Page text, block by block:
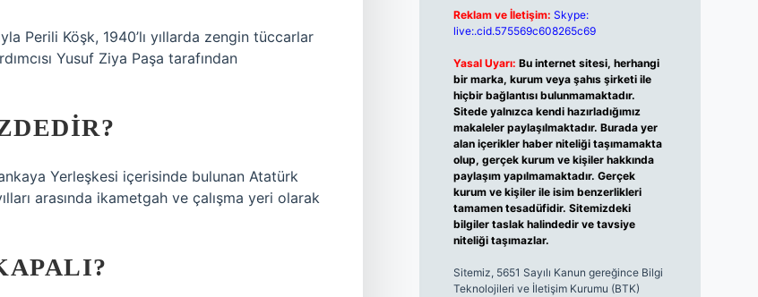
Perili Köşk, 1940’lı yıllarda zengin tüccarlar
Yusuf Ziya Paşa tarafından
Yerleşkesi içerisinde bulunan Atatürk
arasında ikametgah ve çalışma yeri olarak
Reklam ve İletişim: Skype:
live:.cid.575569c608265c69
Yasal Uyarı: Bu internet sitesi, herhangi
bir marka, kurum veya şahıs şirketi ile
hiçbir bağlantısı bulunmamaktadır.
Sitede yalnızca kendi hazırladığımız
makaleler paylaşılmaktadır. Burada yer
alan içerikler haber niteliği taşımamakta
olup, gerçek kurum ve kişiler hakkında
paylaşım yapılmamaktadır. Gerçek
kurum ve kişiler ile isim benzerlikleri
tamamen tesadüfidir. Sitemizdeki
bilgiler taslak halindedir ve tavsiye
niteliği taşımazlar.
Sitemiz, 5651 Sayılı Kanun gereğince Bilgi
Teknolojileri ve İletişim Kurumu (BTK)